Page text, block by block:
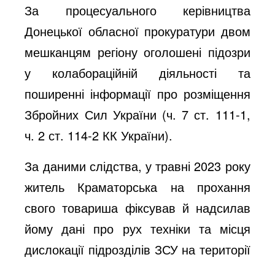
За процесуального керівництва
Донецької обласної прокуратури двом
мешканцям регіону оголошені підозри
у колабораційній діяльності та
поширенні інформації про розміщення
Збройних Сил України (ч. 7 ст. 111-1,
ч. 2 ст. 114-2 КК України).
За даними слідства, у травні 2023 року
житель Краматорська на прохання
свого товариша фіксував й надсилав
йому дані про рух техніки та місця
дислокації підрозділів ЗСУ на території